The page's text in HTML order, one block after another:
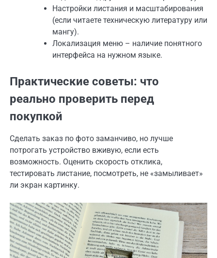
Настройки листания и масштабирования
(если читаете техническую литературу или
мангу).
Локализация меню – наличие понятного
интерфейса на нужном языке.
Практические советы: что
реально проверить перед
покупкой
Сделать заказ по фото заманчиво, но лучше
потрогать устройство вживую, если есть
возможность. Оценить скорость отклика,
тестировать листание, посмотреть, не «замыливает»
ли экран картинку.